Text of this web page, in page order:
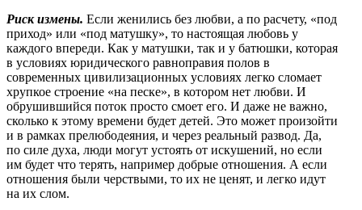
Риск измены. Если женились без любви, а по расчету, «под
приход» или «под матушку», то настоящая любовь у
каждого впереди. Как у матушки, так и у батюшки, которая
в условиях юридического равноправия полов в
современных цивилизационных условиях легко сломает
хрупкое строение «на песке», в котором нет любви. И
обрушившийся поток просто смоет его. И даже не важно,
сколько к этому времени будет детей. Это может произойти
и в рамках прелюбодеяния, и через реальный развод. Да,
по силе духа, люди могут устоять от искушений, но если
им будет что терять, например добрые отношения. А если
отношения были черствыми, то их не ценят, и легко идут
на их слом.